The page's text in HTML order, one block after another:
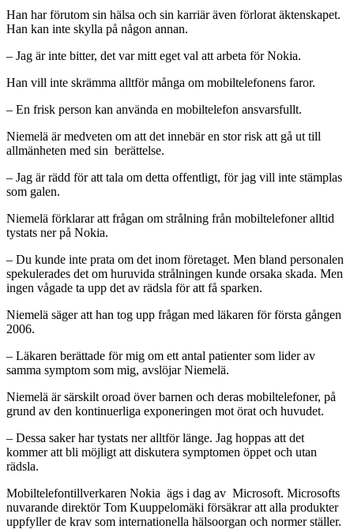
Han har förutom sin hälsa och sin karriär även förlorat äktenskapet.
Han kan inte skylla på någon annan.
– Jag är inte bitter, det var mitt eget val att arbeta för Nokia.
Han vill inte skrämma alltför många om mobiltelefonens faror.
– En frisk person kan använda en mobiltelefon ansvarsfullt.
Niemelä är medveten om att det innebär en stor risk att gå ut till
allmänheten med sin berättelse.
– Jag är rädd för att tala om detta offentligt, för jag vill inte stämplas
som galen.
Niemelä förklarar att frågan om strålning från mobiltelefoner alltid
tystats ner på Nokia.
– Du kunde inte prata om det inom företaget. Men bland personalen
spekulerades det om huruvida strålningen kunde orsaka skada. Men
ingen vågade ta upp det av rädsla för att få sparken.
Niemelä säger att han tog upp frågan med läkaren för första gången
2006.
– Läkaren berättade för mig om ett antal patienter som lider av
samma symptom som mig, avslöjar Niemelä.
Niemelä är särskilt oroad över barnen och deras mobiltelefoner, på
grund av den kontinuerliga exponeringen mot örat och huvudet.
– Dessa saker har tystats ner alltför länge. Jag hoppas att det
kommer att bli möjligt att diskutera symptomen öppet och utan
rädsla.
Mobiltelefontillverkaren Nokia ägs i dag av Microsoft. Microsofts
nuvarande direktör Tom Kuuppelomäki försäkrar att alla produkter
uppfyller de krav som internationella hälsoorgan och normer ställer.